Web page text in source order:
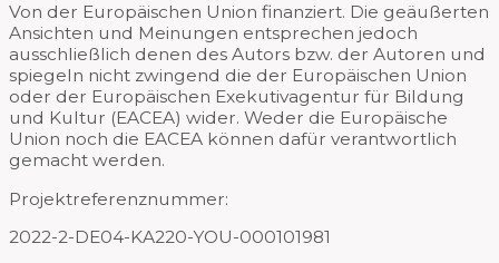
Von der Europäischen Union finanziert. Die geäußerten
Ansichten und Meinungen entsprechen jedoch
ausschließlich denen des Autors bzw. der Autoren und
spiegeln nicht zwingend die der Europäischen Union
oder der Europäischen Exekutivagentur für Bildung
und Kultur (EACEA) wider. Weder die Europäische
Union noch die EACEA können dafür verantwortlich
gemacht werden.
Projektreferenznummer:
2022-2-DE04-KA220-YOU-000101981